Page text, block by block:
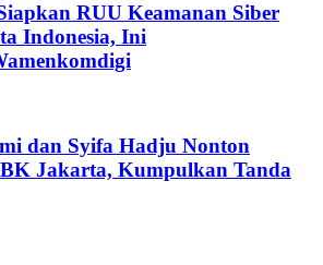
RUU Keamanan Siber
Indonesia, Ini
dan Syifa Hadju Nonton
Jakarta, Kumpulkan Tanda